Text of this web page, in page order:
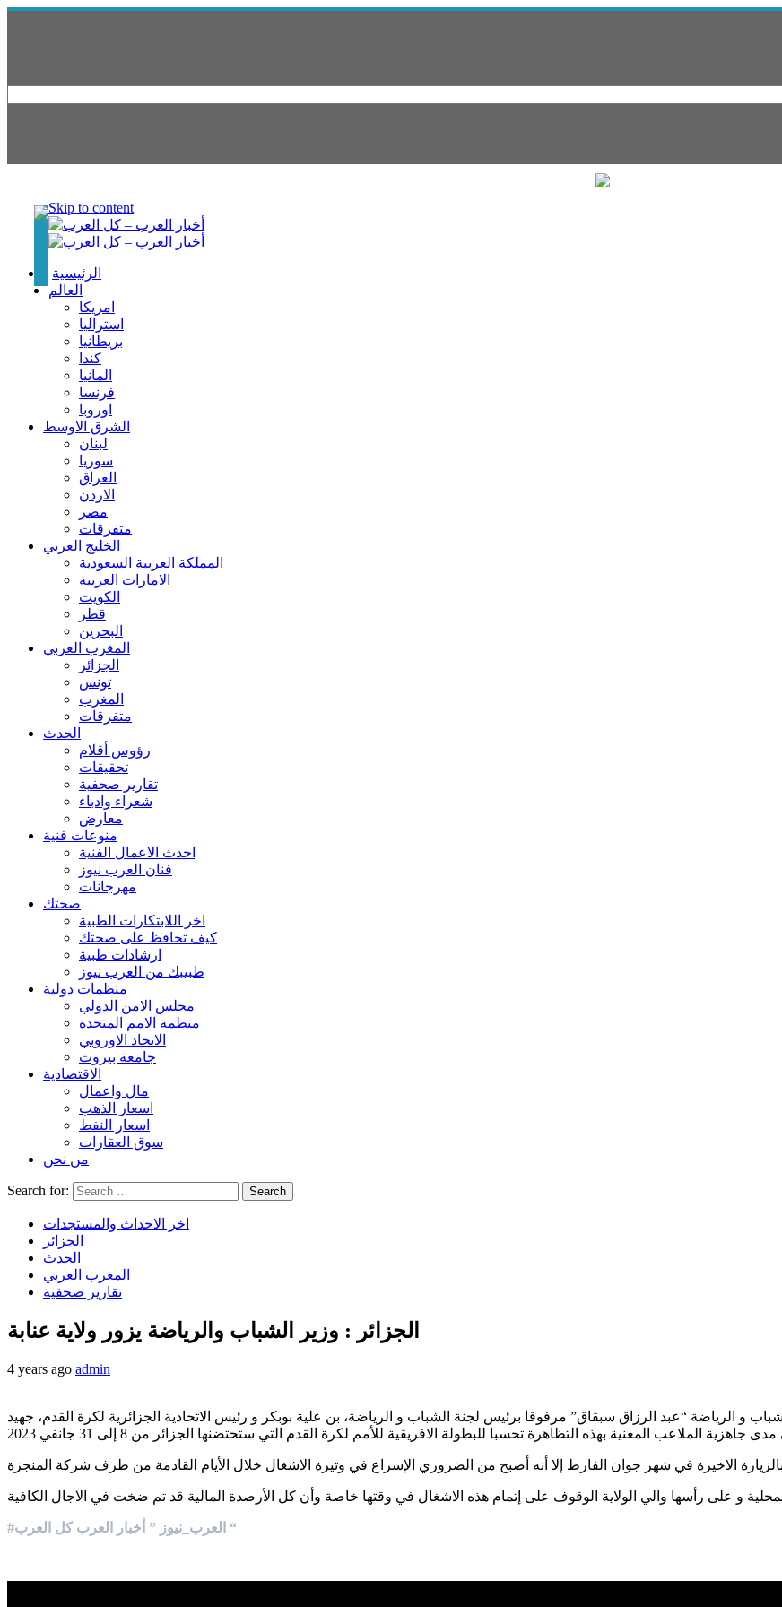
Skip to content
الرئيسية
العالم
امريكا
استراليا
بريطانيا
كندا
المانيا
فرنسا
اوروبا
الشرق الاوسط
لبنان
سوريا
العراق
الاردن
مصر
متفرقات
الخليج العربي
المملكة العربية السعودية
الامارات العربية
الكويت
قطر
البحرين
المغرب العربي
الجزائر
تونس
المغرب
متفرقات
الحدث
رؤوس أقلام
تحقيقات
تقارير صحفية
شعراء وادباء
معارض
منوعات فنية
احدث الاعمال الفنية
فنان العرب نيوز
مهرجانات
صحتك
اخر اللابتكارات الطبية
كيف تحافظ على صحتك
ارشادات طبية
طبيبك من العرب نيوز
منظمات دولية
مجلس الامن الدولي
منظمة الامم المتحدة
الاتحاد الاوروبي
جامعة بيروت
الاقتصادية
مال واعمال
اسعار الذهب
اسعار النفط
سوق العقارات
من نحن
Search for:
اخر الاحداث والمستجدات
الجزائر
الحدث
المغرب العربي
تقارير صحفية
الجزائر : وزير الشباب والرياضة يزور ولاية عنابة
4 years ago admin
و الرياضة “عبد الرزاق سبقاق” مرفوقا برئيس لجنة الشباب و الرياضة، بن علية بوبكر و رئيس الاتحادية الجزائرية لكرة القدم، جهيد
#العرب_نيوز ” أخبار العرب كل العرب “